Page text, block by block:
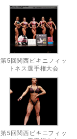
第5回関西ビキニフィッ
トネス選手権大会
第5回関西ビキニフィッ